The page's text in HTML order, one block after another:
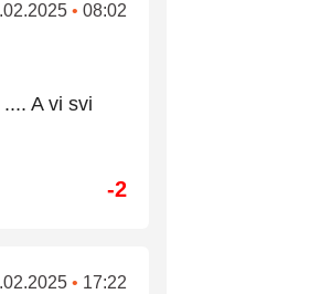
• 08:02
A vi svi
-2
• 17:22